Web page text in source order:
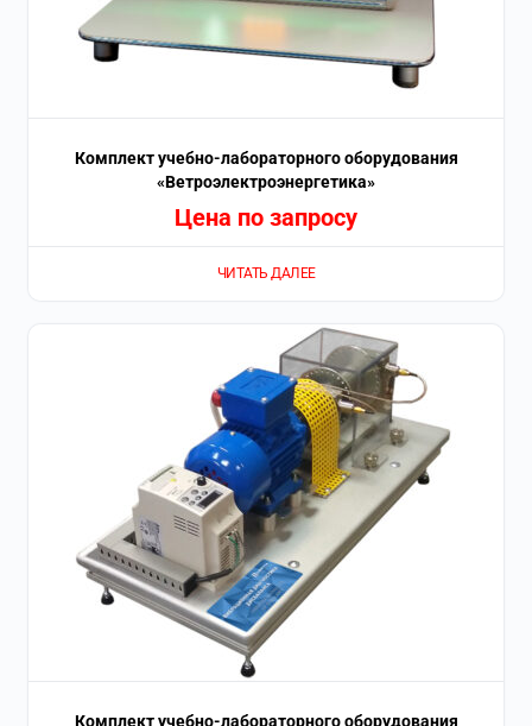
Комплект учебно-лабораторного оборудования
«Ветроэлектроэнергетика»
Цена по запросу
ЧИТАТЬ ДАЛЕЕ
Комплект учебно-лабораторного оборудования